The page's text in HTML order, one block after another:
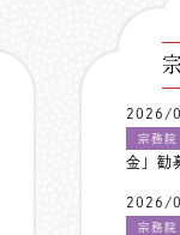
2026/
宗務院
金」勧
2026/
宗務院